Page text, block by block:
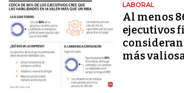
LABORAL
Al menos
ejecutivos
consideran
más